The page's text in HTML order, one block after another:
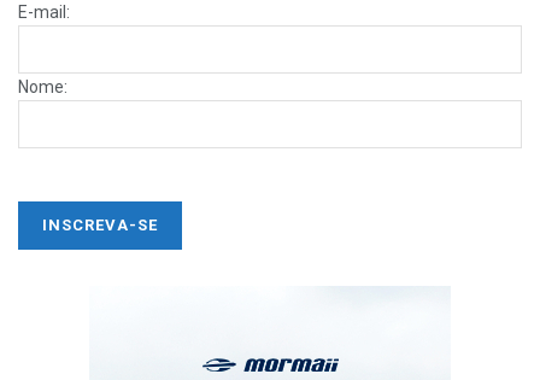
E-mail:
Nome: